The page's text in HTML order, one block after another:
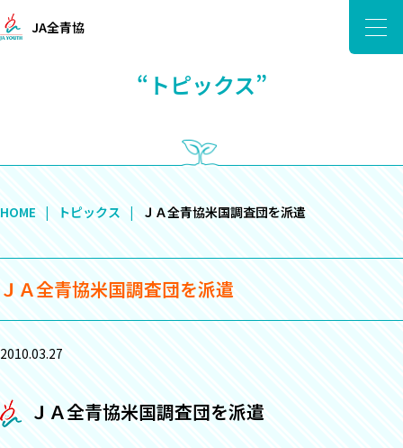
JA全青協
“トピックス”
HOME トピックス ＪＡ全青協米国調査団を派遣
ＪＡ全青協米国調査団を派遣
2010.03.27
ＪＡ全青協米国調査団を派遣